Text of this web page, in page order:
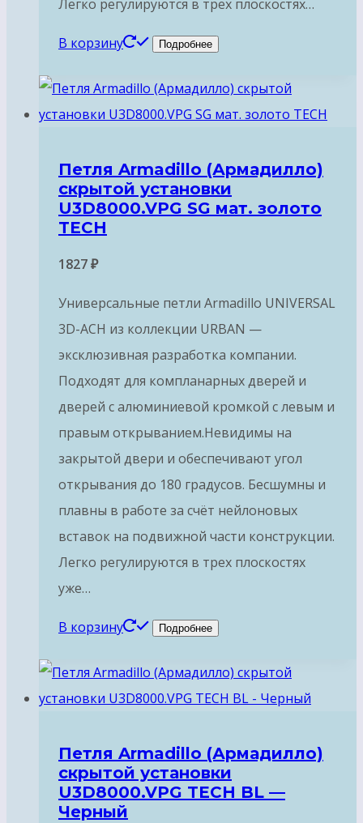
Легко регулируются в трех плоскостях…
В корзину Подробнее
Петля Armadillo (Армадилло)
скрытой установки
U3D8000.VPG SG мат. золото
TECH
1827₽
Универсальные петли Armadillo UNIVERSAL
3D-ACH из коллекции URBAN —
эксклюзивная разработка компании.
Подходят для компланарных дверей и
дверей с алюминиевой кромкой с левым и
правым открыванием.Невидимы на
закрытой двери и обеспечивают угол
открывания до 180 градусов. Бесшумны и
плавны в работе за счёт нейлоновых
вставок на подвижной части конструкции.
Легко регулируются в трех плоскостях
уже…
В корзину Подробнее
Петля Armadillo (Армадилло)
скрытой установки
U3D8000.VPG TECH BL —
Черный